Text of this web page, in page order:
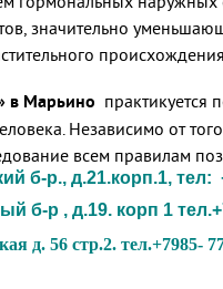
значительно
в Марьино практикуется
Независимо от
всем правилам
б-р., д.21.корп.1, тел:
б-р , д.19. корп 1
д. 56 стр.2. тел.+7985-